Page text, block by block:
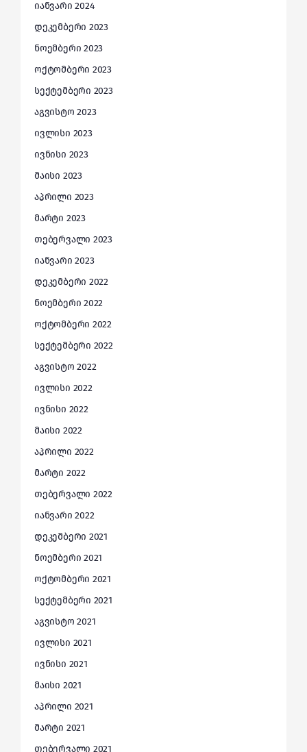
იანვარი 2024
დეკემბერი 2023
ნოემბერი 2023
ოქტომბერი 2023
სექტემბერი 2023
აგვისტო 2023
ივლისი 2023
ივნისი 2023
მაისი 2023
აპრილი 2023
მარტი 2023
თებერვალი 2023
იანვარი 2023
დეკემბერი 2022
ნოემბერი 2022
ოქტომბერი 2022
სექტემბერი 2022
აგვისტო 2022
ივლისი 2022
ივნისი 2022
მაისი 2022
აპრილი 2022
მარტი 2022
თებერვალი 2022
იანვარი 2022
დეკემბერი 2021
ნოემბერი 2021
ოქტომბერი 2021
სექტემბერი 2021
აგვისტო 2021
ივლისი 2021
ივნისი 2021
მაისი 2021
აპრილი 2021
მარტი 2021
თებერვალი 2021